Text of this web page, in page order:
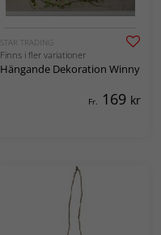
STAR TRADING
Finns i fler variationer
Hängande Dekoration Winny
Fr. 169 kr